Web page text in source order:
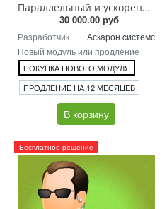
Параллельный и ускоренный обмен с 1С
30 000.00 руб
Разработчик
Аскарон cистемс
Новый модуль или продление
ПОКУПКА НОВОГО МОДУЛЯ
ПРОДЛЕНИЕ НА 12 МЕСЯЦЕВ
В корзину
Бесплатное решение